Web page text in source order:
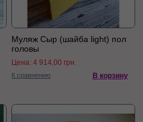
Муляж Сыр (шайба light) пол
головы
Цена:4 914,00 грн.
К сравнению В корзину